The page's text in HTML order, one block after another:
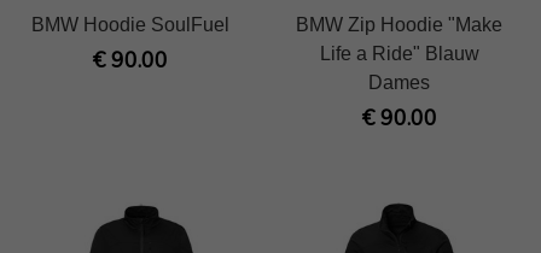
BMW Hoodie SoulFuel
€ 90.00
BMW Zip Hoodie "Make
Life a Ride" Blauw
Dames
€ 90.00